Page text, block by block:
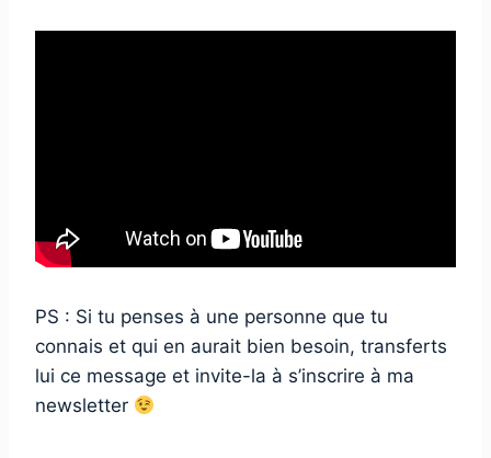
PS : Si tu penses à une personne que tu
connais et qui en aurait bien besoin, transferts
lui ce message et invite-la à s’inscrire à ma
newsletter